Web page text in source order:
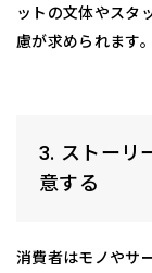
ットの文体やスタ
慮が求められます。
3. ストーリ
意する
消費者はモノやサ